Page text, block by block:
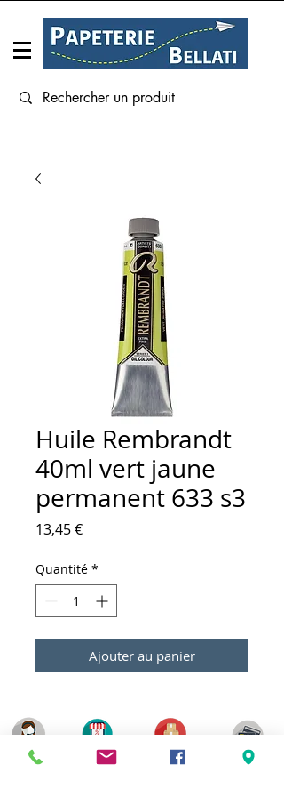
Huile Rembrandt
40ml vert jaune
permanent 633 s3
13,45 €Prix
Quantité *
Ajouter au panier
Service client
Paiement sécurisé
Click & Collect 2H
Livraison gratuite